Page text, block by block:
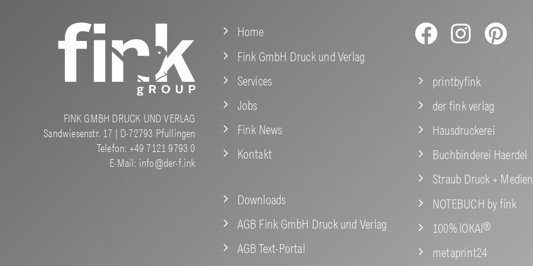
FINK GMBH DRUCK UND VERLAG
Sandwiesenstr. 17 | D-72793 Pfullingen
Telefon: +49 7121 9793 0
E-Mail: info@der-f.ink
Home
Fink GmbH Druck und Verlag
Services
Jobs
Fink News
Kontakt
Downloads
AGB Fink GmbH Druck und Verlag
AGB Text-Portal
printbyfink
der fink verlag
Hausdruckerei
Buchbinderei Haerdel
Straub Druck + Medien
NOTEBUCH by fink
100% lOKAl®
metaprint24